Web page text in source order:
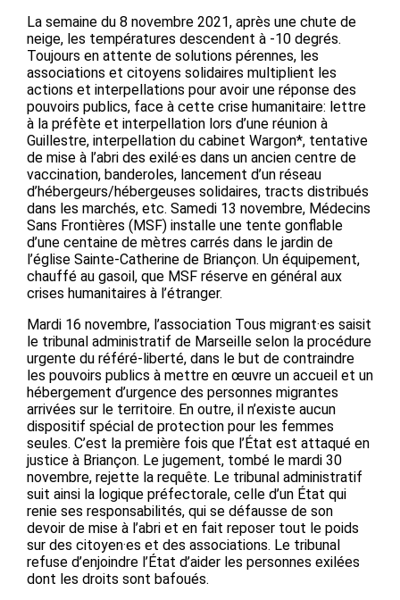
La semaine du 8 novembre 2021, après une chute de
neige, les températures descendent à -10 degrés.
Toujours en attente de solutions pérennes, les
associations et citoyens solidaires multiplient les
actions et interpellations pour avoir une réponse des
pouvoirs publics, face à cette crise humanitaire: lettre
à la préfète et interpellation lors d’une réunion à
Guillestre, interpellation du cabinet Wargon*, tentative
de mise à l’abri des exilé·es dans un ancien centre de
vaccination, banderoles, lancement d’un réseau
d’hébergeurs/hébergeuses solidaires, tracts distribués
dans les marchés, etc. Samedi 13 novembre, Médecins
Sans Frontières (MSF) installe une tente gonflable
d’une centaine de mètres carrés dans le jardin de
l’église Sainte-Catherine de Briançon. Un équipement,
chauffé au gasoil, que MSF réserve en général aux
crises humanitaires à l’étranger.
Mardi 16 novembre, l’association Tous migrant·es saisit
le tribunal administratif de Marseille selon la procédure
urgente du référé-liberté, dans le but de contraindre
les pouvoirs publics à mettre en œuvre un accueil et un
hébergement d’urgence des personnes migrantes
arrivées sur le territoire. En outre, il n’existe aucun
dispositif spécial de protection pour les femmes
seules. C’est la première fois que l’État est attaqué en
justice à Briançon. Le jugement, tombé le mardi 30
novembre, rejette la requête. Le tribunal administratif
suit ainsi la logique préfectorale, celle d’un État qui
renie ses responsabilités, qui se défausse de son
devoir de mise à l’abri et en fait reposer tout le poids
sur des citoyen·es et des associations. Le tribunal
refuse d’enjoindre l’État d’aider les personnes exilées
dont les droits sont bafoués.